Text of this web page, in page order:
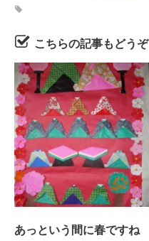
こちらの記事もどうぞ
あっという間に春ですね